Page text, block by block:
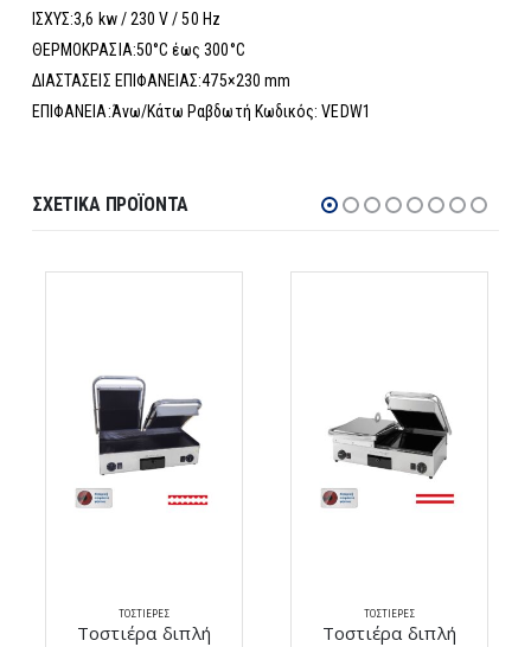
ΙΣΧΥΣ:3,6 kw / 230 V / 50 Hz
ΘΕΡΜΟΚΡΑΣΙΑ:50°C έως 300°C
ΔΙΑΣΤΑΣΕΙΣ ΕΠΙΦΑΝΕΙΑΣ:475×230 mm
ΕΠΙΦΑΝΕΙΑ:Άνω/Κάτω Ραβδωτή Κωδικός: VEDW1
ΣΧΕΤΙΚΆ ΠΡΟΪΌΝΤΑ
ΤΟΣΤΙΈΡΕΣ
Τοστιέρα διπλή
ΤΟΣΤΙΈΡΕΣ
Τοστιέρα διπλή